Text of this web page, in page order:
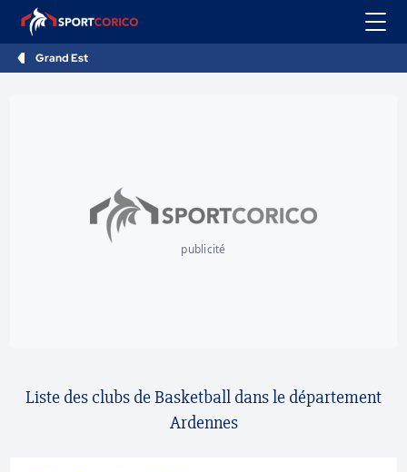
Grand Est
publicité
Liste des clubs de Basketball dans le département
Ardennes